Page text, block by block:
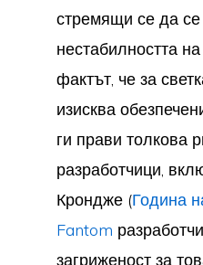
стремящи се да се
нестабилността
фактът, че за
изисква
ги прави толкова
разработчици,
Крондже (Година
Fantom
загриженост за